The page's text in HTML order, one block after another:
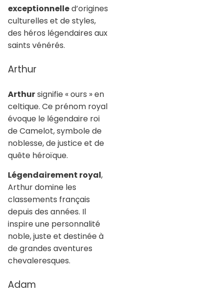
exceptionnelled’origines
culturelles et de styles,
des héros légendaires aux
saints vénérés.
Arthur
Arthursignifie « ours » en
celtique. Ce prénom royal
évoque le légendaire roi
de Camelot, symbole de
noblesse, de justice et de
quête héroïque.
Légendairement royal,
Arthur domine les
classements français
depuis des années. Il
inspire une personnalité
noble, juste et destinée à
de grandes aventures
chevaleresques.
Adam